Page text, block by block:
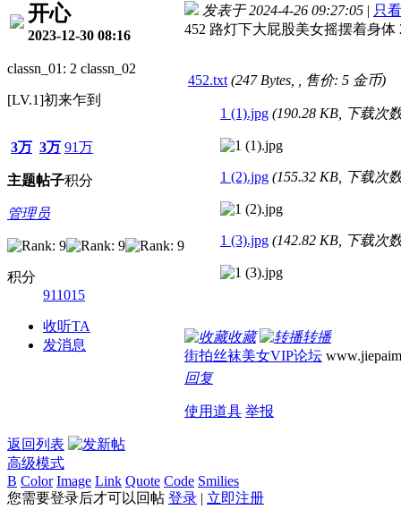
开心
2023-12-30 08:16
classn_01: 2 classn_02
[LV.1]初来乍到
3万
主题
3万
帖子
91万
积分
管理员
积分
911015
收听TA
发消息
发表于 2024-4-26 09:27:05 | 只
452 路灯下大屁股美女摇摆着身体
452.txt (247 Bytes, , 售价: 5 金币)
1 (1).jpg (190.28 KB, 下载次
1 (2).jpg (155.32 KB, 下载次
1 (3).jpg (142.82 KB, 下载次
收藏
转播
街拍丝袜美女VIP论坛
回复
使用道具 举报
返回列表
高级模式
B Color Image Link Quote Code Smilies
您需要登录后才可以回帖 登录 | 立即注册